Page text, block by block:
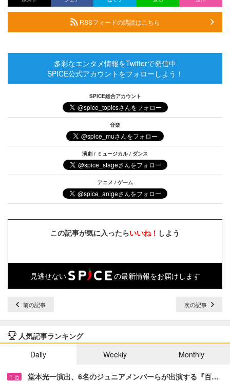
RSSフィードの購読はこちら
多彩なエンタメ情報をTwitterで発信中
SPICE公式アカウントをフォローしよう！
SPICE総合アカウント
音楽
演劇 / ミュージカル / ダンス
アニメ / ゲーム
この記事が気に入ったらいいね！ しよう
見逃せない の最新情報をお届けします
前の記事 次の記事
人気記事ランキング
Daily
Weekly Monthly
1 位 堂本光一演出、6名のジュニアメンバーらが出演する『百…